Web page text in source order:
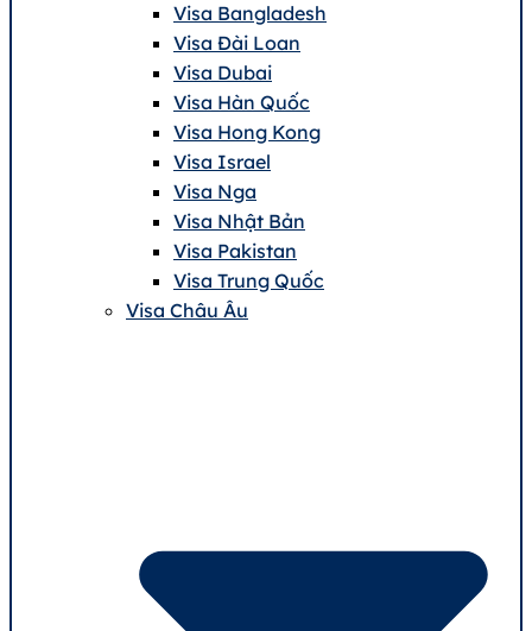
Visa Bangladesh
Visa Đài Loan
Visa Dubai
Visa Hàn Quốc
Visa Hong Kong
Visa Israel
Visa Nga
Visa Nhật Bản
Visa Pakistan
Visa Trung Quốc
Visa Châu Âu